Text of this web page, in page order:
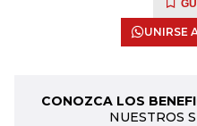
UNIRSE
CONOZCA LOS
NUESTROS